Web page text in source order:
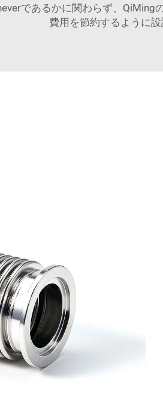
であるかに関わらず、QiMing
費用を節約するように設